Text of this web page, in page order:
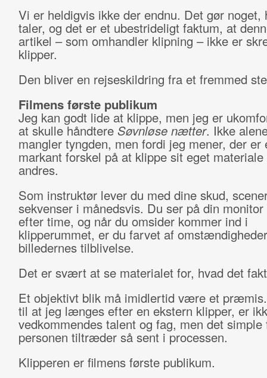
Vi er heldigvis ikke der endnu. Det gør noget,
taler, og det er et ubestrideligt faktum, at
artikel – som omhandler klipning – ikke er
klipper.
Den bliver en rejseskildring fra et fremmed
Filmens første publikum
Jeg kan godt lide at klippe, men jeg er
at skulle håndtere Søvnløse nætter. Ikke
mangler tyngden, men fordi jeg mener, der er
markant forskel på at klippe sit eget
andres.
Som instruktør lever du med dine skud,
sekvenser i månedsvis. Du ser på din
efter time, og når du omsider kommer ind i
klipperummet, er du farvet af
billedernes tilblivelse.
Det er svært at se materialet for, hvad det
Et objektivt blik må imidlertid være et
til at jeg længes efter en ekstern klipper, er
vedkommendes talent og fag, men det simple
personen tiltræder så sent i processen.
Klipperen er filmens første publikum.